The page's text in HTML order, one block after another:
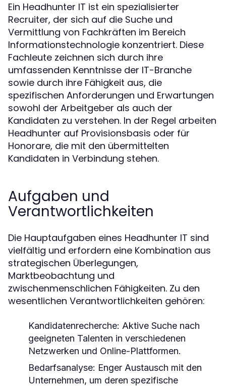
Ein Headhunter IT ist ein spezialisierter
Recruiter, der sich auf die Suche und
Vermittlung von Fachkräften im Bereich
Informationstechnologie konzentriert. Diese
Fachleute zeichnen sich durch ihre
umfassenden Kenntnisse der IT-Branche
sowie durch ihre Fähigkeit aus, die
spezifischen Anforderungen und Erwartungen
sowohl der Arbeitgeber als auch der
Kandidaten zu verstehen. In der Regel arbeiten
Headhunter auf Provisionsbasis oder für
Honorare, die mit den übermittelten
Kandidaten in Verbindung stehen.
Aufgaben und
Verantwortlichkeiten
Die Hauptaufgaben eines Headhunter IT sind
vielfältig und erfordern eine Kombination aus
strategischen Überlegungen,
Marktbeobachtung und
zwischenmenschlichen Fähigkeiten. Zu den
wesentlichen Verantwortlichkeiten gehören:
Kandidatenrecherche: Aktive Suche nach
geeigneten Talenten in verschiedenen
Netzwerken und Online-Plattformen.
Bedarfsanalyse: Enger Austausch mit den
Unternehmen, um deren spezifische